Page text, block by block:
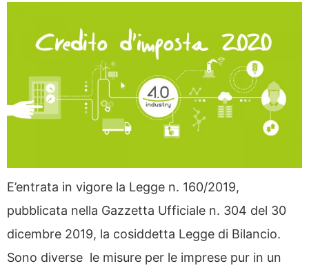
E’entrata in vigore la Legge n. 160/2019,
pubblicata nella Gazzetta Ufficiale n. 304 del 30
dicembre 2019, la cosiddetta Legge di Bilancio.
Sono diverse le misure per le imprese pur in un